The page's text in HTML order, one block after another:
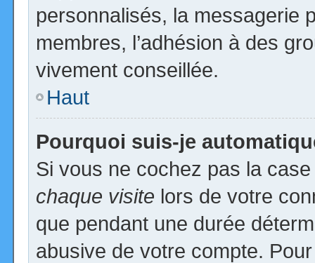
personnalisés, la messagerie
membres, l’adhésion à des
vivement conseillée.
Haut
Pourquoi suis-je
Si vous ne cochez pas la
chaque visite lors de votre
que pendant une durée
abusive de votre compte.